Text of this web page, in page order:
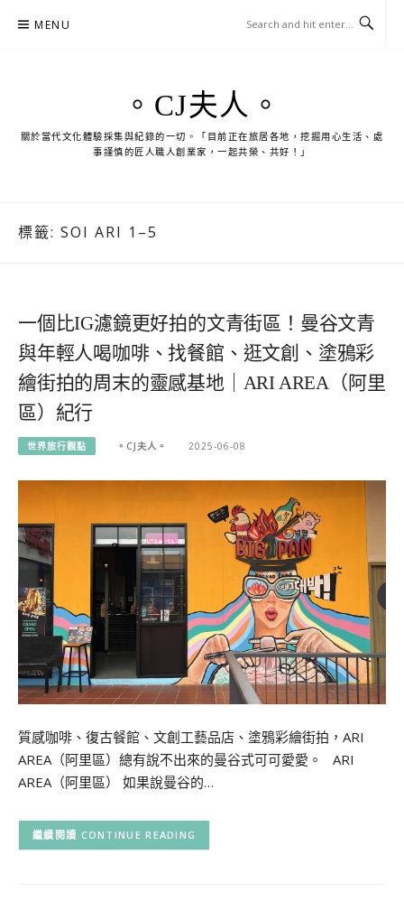
MENU
。CJ夫人。
關於當代文化體驗採集與紀錄的一切。「目前正在旅居各地，挖掘用心生活、處
事謹慎的匠人職人創業家，一起共榮、共好！」
標籤: SOI ARI 1–5
一個比IG濾鏡更好拍的文青街區！曼谷文青
與年輕人喝咖啡、找餐館、逛文創、塗鴉彩
繪街拍的周末的靈感基地｜ARI AREA（阿里
區）紀行
世界旅行觀點 。CJ夫人。 2025-06-08
質感咖啡、復古餐館、文創工藝品店、塗鴉彩繪街拍，ARI
AREA（阿里區）總有說不出來的曼谷式可可愛愛。 ARI
AREA（阿里區） 如果說曼谷的…
CONTINUE READING